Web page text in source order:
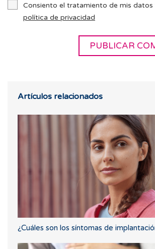
Consiento el tratamiento de mis datos
política de privacidad
Artículos relacionados
¿Cuáles son los síntomas de